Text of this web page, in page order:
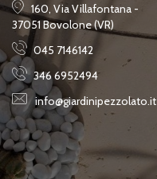
160, Via Villafontana -
37051 Bovolone (VR)
045 7146142
346 6952494
info@giardinipezzolato.it